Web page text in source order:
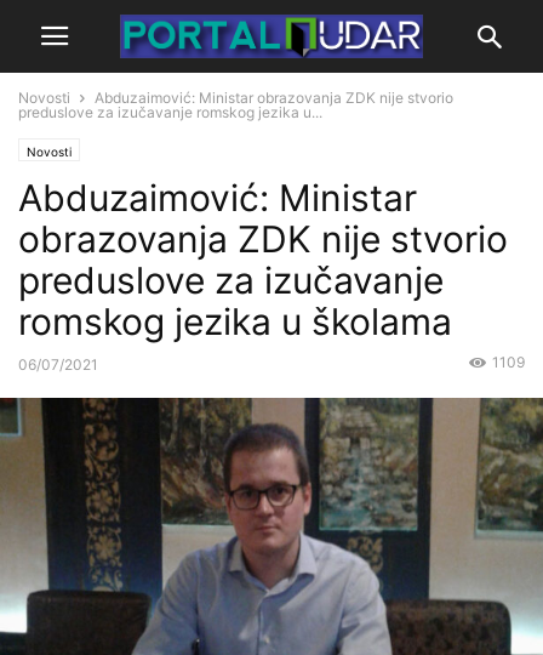
Novosti
Abduzaimović: Ministar obrazovanja ZDK nije stvorio
preduslove za izučavanje romskog jezika u...
Novosti
Abduzaimović: Ministar
obrazovanja ZDK nije stvorio
preduslove za izučavanje
romskog jezika u školama
06/07/2021 1109